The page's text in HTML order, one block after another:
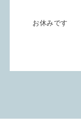
お休みです